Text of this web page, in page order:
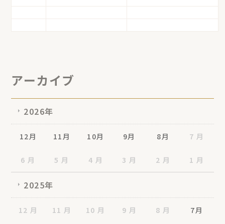
アーカイブ
2026年
12月 11月 10月 9月 8月 7 月
6 月 5 月 4 月 3 月 2 月 1 月
2025年
12 月 11 月 10 月 9 月 8 月 7月